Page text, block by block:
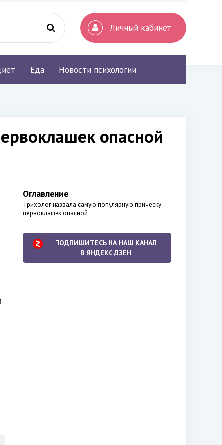
Личный кабинет
Еда Новости психологии
опасной
Оглавление
Трихолог назвала самую популярную прическу
первоклашек опасной
ПОДПИШИТЕСЬ НА НАШ КАНАЛ
В ЯНДЕКС.ДЗЕН